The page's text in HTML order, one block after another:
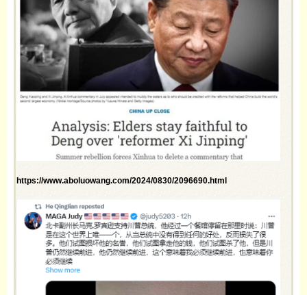
https://www.aboluowang.com/2024/0830/2096690.html